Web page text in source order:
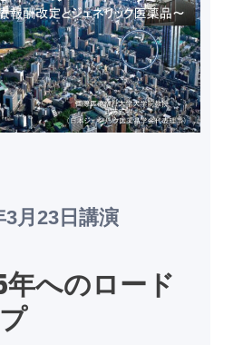
月23日講演
へのロード